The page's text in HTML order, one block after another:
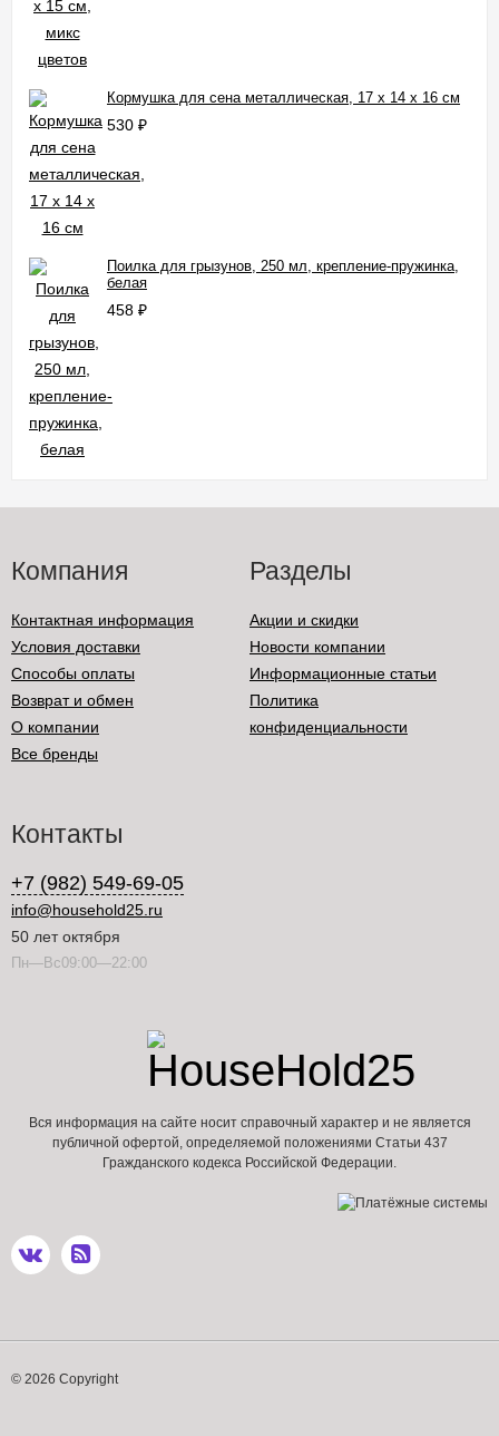
Кормушка для сена металлическая, 17 х 14 х 16 см
530 ₽
Поилка для грызунов, 250 мл, крепление-пружинка,
белая
458 ₽
Компания
Контактная информация
Условия доставки
Способы оплаты
Возврат и обмен
О компании
Все бренды
Разделы
Акции и скидки
Новости компании
Информационные статьи
Политика
конфиденциальности
Контакты
+7 (982) 549-69-05
info@household25.ru
50 лет октября
Пн—Вс09:00—22:00
Вся информация на сайте носит справочный характер и не является
публичной офертой, определяемой положениями Статьи 437
Гражданского кодекса Российской Федерации.
© 2026 Copyright